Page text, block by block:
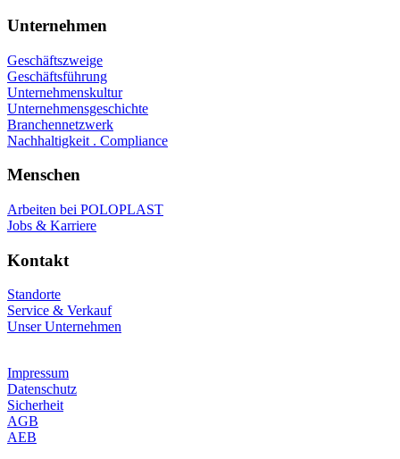
Unternehmen
Geschäftszweige
Geschäftsführung
Unternehmenskultur
Unternehmensgeschichte
Branchennetzwerk
Nachhaltigkeit . Compliance
Menschen
Arbeiten bei POLOPLAST
Jobs & Karriere
Kontakt
Standorte
Service & Verkauf
Unser Unternehmen
Impressum
Datenschutz
Sicherheit
AGB
AEB